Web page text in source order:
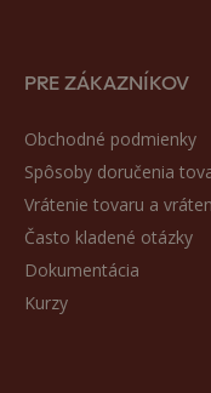
PRE ZÁKAZNÍKOV
Obchodné podmienky
Spôsoby doručenia
Vrátenie tovaru a
Často kladené otázky
Dokumentácia
Kurzy